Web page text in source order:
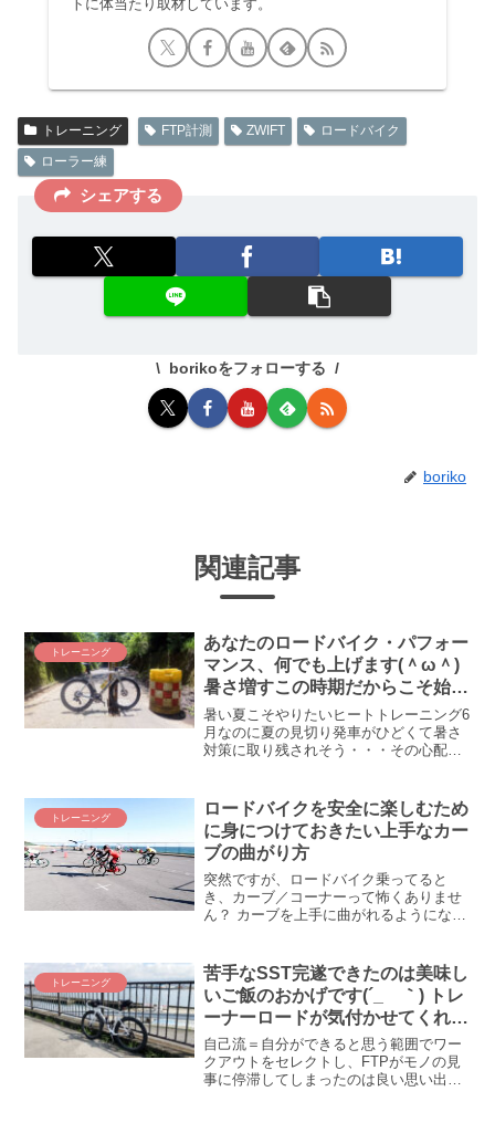
トに体当たり取材しています。
トレーニング FTP計測 ZWIFT
ロードバイク
ローラー練
シェアする
borikoをフォローする
boriko
関連記事
トレーニング
あなたのロードバイク・パフォー
マンス、何でも上げます(＾ω＾)
暑さ増すこの時期だからこそ始め
たい「ヒートトレーニング」の
すゝめ
暑い夏こそやりたいヒートトレーニング6
月なのに夏の見切り発車がひどくて暑さ
対策に取り残されそう・・・その心配は
トレーニング」をやれば暑さに強くなれ
るわ、VO2Maxは...
トレーニング
ロードバイクを安全に楽しむため
に身につけておきたい上手なカー
ブの曲がり方
突然ですが、ロードバイク乗ってると
き、カーブ／コーナーって怖くありませ
ん？ カーブを上手に曲がれるようになる
でもカーブを上手に曲がれるようになる
ことで安全マージンが高ま...
トレーニング
苦手なSST完遂できたのは美味し
いご飯のおかげです(´_ゝ｀) トレ
ーナーロードが気付かせてくれる
毎日・毎食の栄養の大切さ！
自己流＝自分ができると思う範囲でワー
クアウトをセレクトし、FTPがモノの見
事に停滞してしまったのは良い思い出。